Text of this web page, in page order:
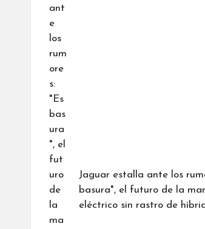
Jaguar estalla ante los
basura", el futuro de la
eléctrico sin rastro de